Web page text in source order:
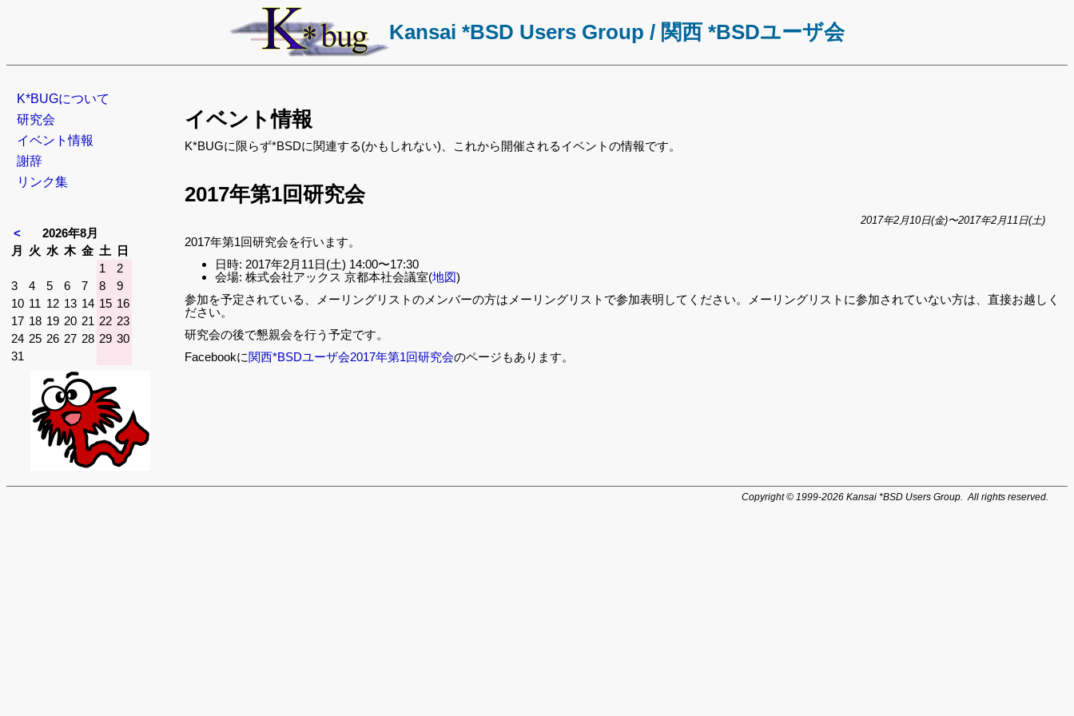
Kansai *BSD Users Group 関西 *BSDユーザ会
イベント情報
K*BUGに限らず*BSDに関連する(かもしれない)、これから開催されるイベントの情報です。
2017年第1回研究会
2017年2月10日(金)〜2017年2月11日(土)
2017年第1回研究会を行います。
日時: 2017年2月11日(土) 14:00〜17:30
会場: 株式会社アックス 京都本社会議室(地図)
参加を予定されている、メーリングリストのメンバーの方はメーリングリストで参加表明してください。メーリングリストに参加されていない方は、直接お越しく
ださい。
研究会の後で懇親会を行う予定です。
Facebookに関西*BSDユーザ会2017年第1回研究会のページもあります。
ナ
ビ
ゲ
ー
シ
を
略
K*BUGについて
研究会
イベント情報
謝辞
リンク集
<
2026年8月
月
曜
火 曜
水 曜
木曜金曜
日
土 曜
日
日
1
2
3
4 5 6 7 8
9
10 11 12 13 14 15 16
17 18 19 20 21 22 23
24 25 26 27 28 29 30
31
Copyright © 1999-2026 Kansai *BSD Users Group. All rights reserved.